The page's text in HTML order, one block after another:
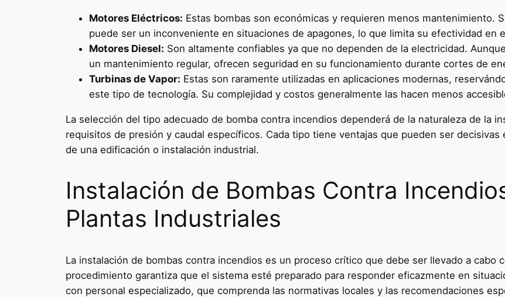
Motores Eléctricos: Estas bombas son económicas y requieren menos mantenimiento.
puede ser un inconveniente en situaciones de apagones, lo que limita su efectividad en
Motores Diesel: Son altamente confiables ya que no dependen de la electricidad.
un mantenimiento regular, ofrecen seguridad en su funcionamiento durante cortes de
Turbinas de Vapor: Estas son raramente utilizadas en aplicaciones modernas,
este tipo de tecnología. Su complejidad y costos generalmente las hacen menos
La selección del tipo adecuado de bomba contra incendios dependerá de la naturaleza de la
requisitos de presión y caudal específicos. Cada tipo tiene ventajas que pueden ser
de una edificación o instalación industrial.
Instalación de Bombas Contra
Plantas Industriales
La instalación de bombas contra incendios es un proceso crítico que debe ser llevado a cabo
procedimiento garantiza que el sistema esté preparado para responder eficazmente en
con personal especializado, que comprenda las normativas locales y las recomendaciones